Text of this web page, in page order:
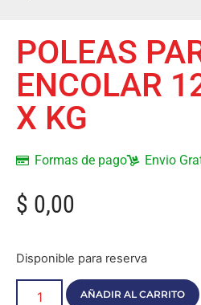
POLEAS
ENCOLAR
X KG
Formas de pago Envio
$ 0,00
Disponible para reserva
AÑADIR AL CARRITO